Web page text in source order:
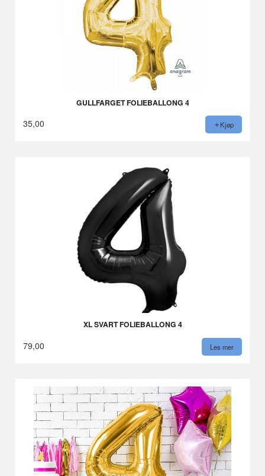
GULLFARGET FOLIEBALLONG 4
35,00 Kjøp
XL SVART FOLIEBALLONG 4
79,00 Les mer